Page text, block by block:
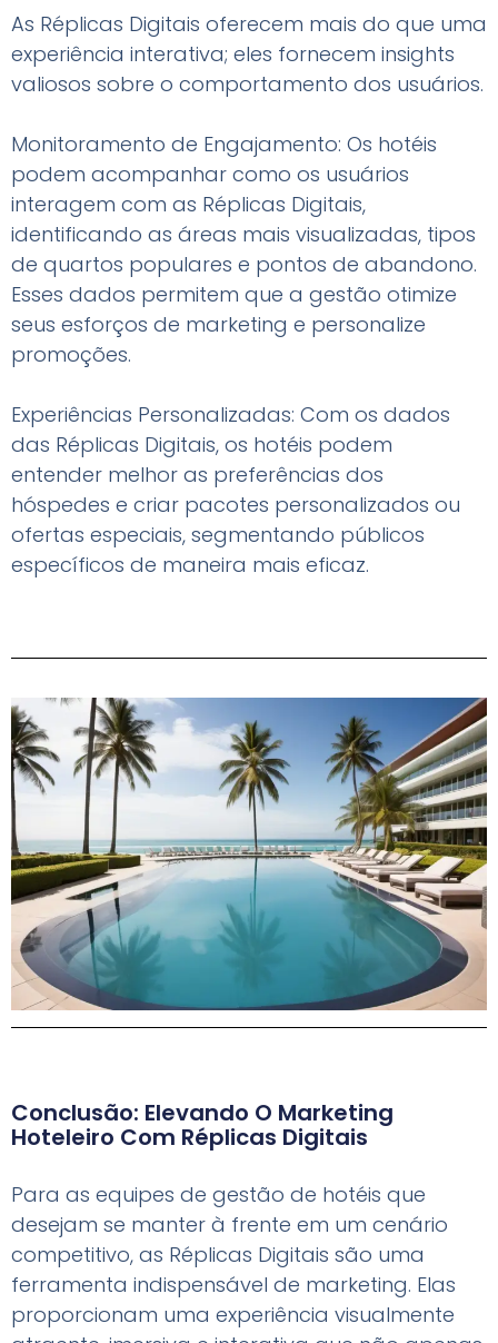
As Réplicas Digitais oferecem mais do que uma
experiência interativa; eles fornecem insights
valiosos sobre o comportamento dos usuários.
Monitoramento de Engajamento: Os hotéis
podem acompanhar como os usuários
interagem com as Réplicas Digitais,
identificando as áreas mais visualizadas, tipos
de quartos populares e pontos de abandono.
Esses dados permitem que a gestão otimize
seus esforços de marketing e personalize
promoções.
Experiências Personalizadas: Com os dados
das Réplicas Digitais, os hotéis podem
entender melhor as preferências dos
hóspedes e criar pacotes personalizados ou
ofertas especiais, segmentando públicos
específicos de maneira mais eficaz.
Conclusão: Elevando O Marketing
Hoteleiro Com Réplicas Digitais
Para as equipes de gestão de hotéis que
desejam se manter à frente em um cenário
competitivo, as Réplicas Digitais são uma
ferramenta indispensável de marketing. Elas
proporcionam uma experiência visualmente